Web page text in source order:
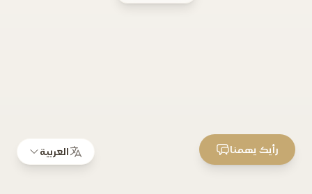
العربية رأيك يهمنا